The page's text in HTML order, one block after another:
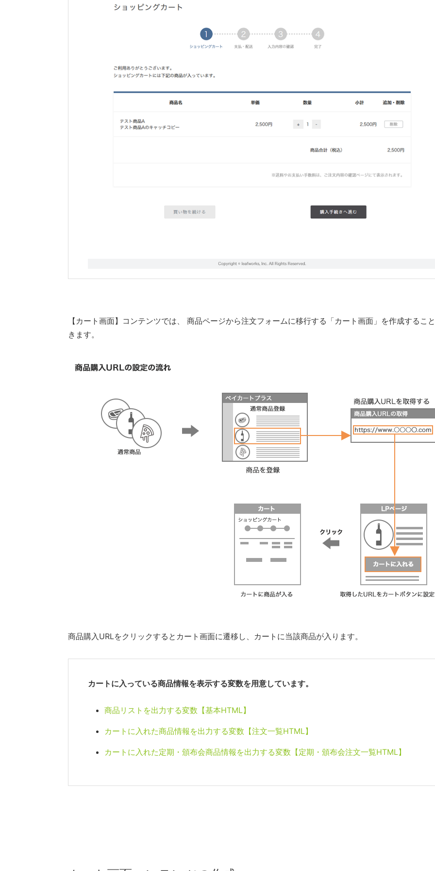
【カート画面】コンテンツでは、 商品ページから注文フォームに移行する「カート画面」を作成するこ
きます。
商品購入URLをクリックするとカート画面に遷移し、カートに当該商品が入ります。
カートに入っている商品情報を表示する変数を用意しています。
商品リストを出力する変数【基本HTML】
カートに入れた商品情報を出力する変数【注文一覧HTML】
カートに入れた定期・頒布会商品情報を出力する変数【定期・頒布会注文一覧HTML】